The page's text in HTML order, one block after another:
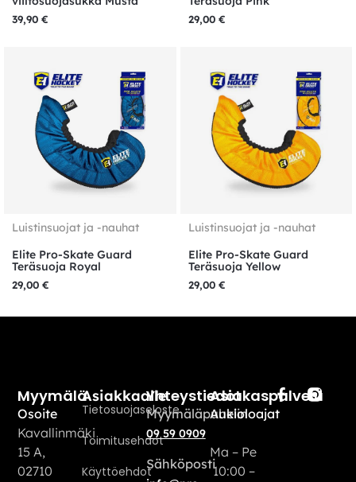
39,90 € 29,00 €
Luistinsuojat ja -nauhat
Elite Pro-Skate Guard
Teräsuoja Royal
29,00 €
Luistinsuojat ja -nauhat
Elite Pro-Skate Guard
Teräsuoja Yellow
29,00 €
Asiakkaalle
Tietosuojaseloste
Toimitusehdot
Käyttöehdot
Myymälä
Osoite
Kavallinmäki
15 A,
02710
Yhteystiedot
Myymäläpuhelin
09 59 0909
Sähköposti
Asiakaspalvelu
Aukioloajat
Ma – Pe
10:00 –